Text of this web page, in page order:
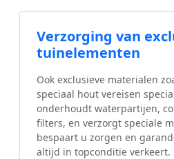
Verzorging van
tuinelementen
Ook exclusieve materialen
speciaal hout vereisen
onderhoudt waterpartijen,
filters, en verzorgt speciale
bespaart u zorgen en
altijd in topconditie verkeert.